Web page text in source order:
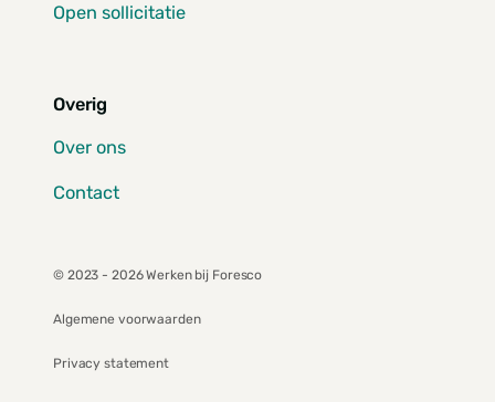
Open sollicitatie
Overig
Over ons
Contact
© 2023 - 2026 Werken bij Foresco
Algemene voorwaarden
Privacy statement